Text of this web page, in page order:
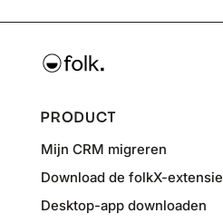
PRODUCT
Mijn CRM migreren
Download de folkX-extensie
Desktop-app downloaden